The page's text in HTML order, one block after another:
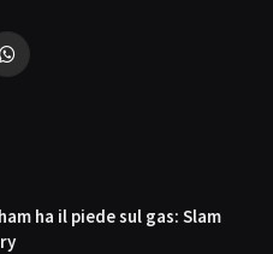
WhatsApp
ha il piede sul gas: Slam